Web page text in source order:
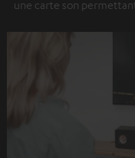
une carte son